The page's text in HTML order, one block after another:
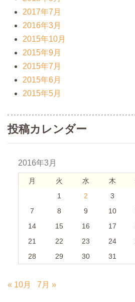
2017年7月
2016年3月
2015年10月
2015年9月
2015年7月
2015年6月
2015年5月
投稿カレンダー
2016年3月
月 火 水 木
1
2 3
7
8 9 10
14
15 16 17
21
22 23 24
28
29 30 31
« 10月 7月 »